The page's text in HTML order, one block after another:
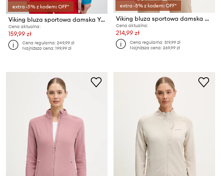
extra -5% z kodem: OFF*
Viking bluza sportowa damska Yosemite
Cena aktualna:
159,99 zł
Cena regularna:249,99 zł
Najniższa cena:199,99 zł
extra -5% z kodem: OFF*
Viking bluza sportowa damska Birger
Cena aktualna:
214,99 zł
Cena regularna:319,99 zł
Najniższa cena:269,99 zł